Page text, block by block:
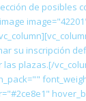
de posibles
su inscripción
plazas.[/